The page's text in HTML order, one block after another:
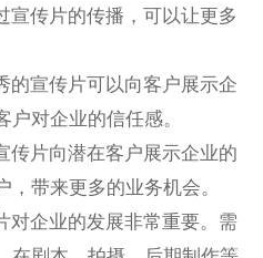
宣传片的传播，可以让更多
的宣传片可以向客户展示企
对企业的信任感。
传片向潜在客户展示企业的
带来更多的业务机会。
对企业的发展非常重要。需